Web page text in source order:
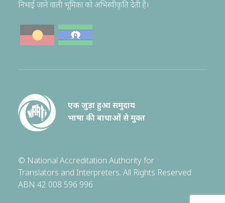
निभाई जाने वाली भूमिका को अभिस्वीकृति देती है।
एक जुड़ा हुआ समुदाय
भाषा की बाधाओं से मुक्त
© National Accreditation Authority for
Translators and Interpreters. All Rights Reserved
ABN 42 008 596 996